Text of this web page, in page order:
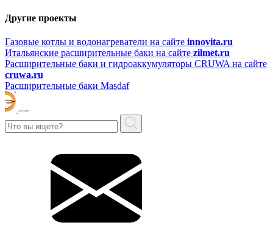
Другие проекты
Газовые котлы и водонагреватели на сайте innovita.ru
Итальянские расширительные баки на сайте zilmet.ru
Расширительные баки и гидроаккумуляторы CRUWA на сайте
cruwa.ru
Расширительные баки Masdaf